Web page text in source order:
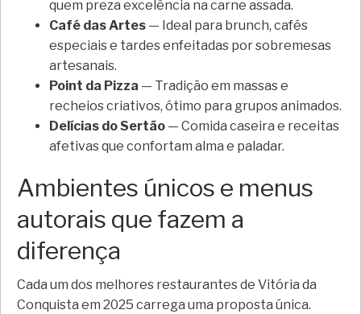
quem preza excelência na carne assada.
Café das Artes — Ideal para brunch, cafés
especiais e tardes enfeitadas por sobremesas
artesanais.
Point da Pizza — Tradição em massas e
recheios criativos, ótimo para grupos animados.
Delícias do Sertão — Comida caseira e receitas
afetivas que confortam alma e paladar.
Ambientes únicos e menus
autorais que fazem a
diferença
Cada um dos melhores restaurantes de Vitória da
Conquista em 2025 carrega uma proposta única.